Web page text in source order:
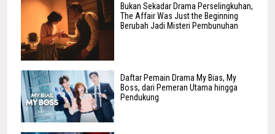
Bukan Sekadar Drama Perselingkuhan,
The Affair Was Just the Beginning
Berubah Jadi Misteri Pembunuhan
Daftar Pemain Drama My Bias, My
Boss, dari Pemeran Utama hingga
Pendukung